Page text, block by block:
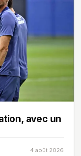
avec un
4 août 2026